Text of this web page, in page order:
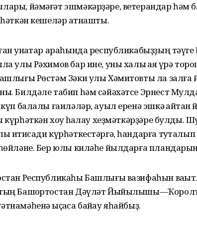
йәмәғәт эшмәкәрҙәре, ветерандар һәм
кешеләр ҡатнашты.
ҡунаҡтар араһында республикабыҙҙың
улы Рәхимов бар ине, уны халыҡ аяҡ үрә
Рөстәм Зәки улы Хәмитовты ла
Билдәле табип һәм сәйәхәтсе Эрнест
балалы ғаиләләр, ауыл еренә эшкә
күрһәткән хоҡуҡ һаҡлау хеҙмәткәрҙәре
иҡтисади күрһәткестәргә, һандарға
Бер юлы киләһе йылдарға
Республикаһы Башлығы вазифаһын
Башҡортостан Дәүләт
ҡыҫҡаса байҡау яһайбыҙ.